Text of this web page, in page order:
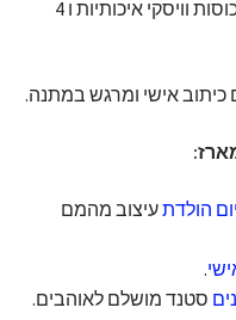
במארז תקבלו בקבוק בלאק לייבל + 2 כוסות וויסקי איכותיות ו 4
הולדתעיצוב מהמם
.
סטנד מושלם לאוהבים.